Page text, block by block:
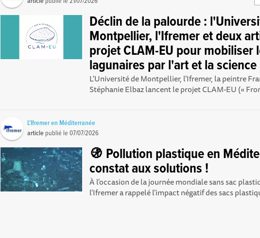
Déclin de la palourde :
Montpellier, l'Ifremer et deux
projet CLAM-EU pour mobiliser
lagunaires par l'art et la science
L'Université de Montpellier, l'Ifremer, la peintre
Stéphanie Elbaz lancent le projet CLAM-EU («
L'Ifremer en Méditerranée
article publié le07/07/2026
🚯 Pollution plastique en
constat aux solutions !
À l'occasion de la journée mondiale sans sac
l'Ifremer a rappelé l'impact négatif des sacs